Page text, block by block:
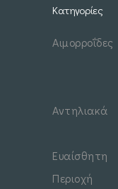
Κατηγορίες
Αιμορροΐδες
Αντηλιακά
Ευαίσθητη
Περιοχή